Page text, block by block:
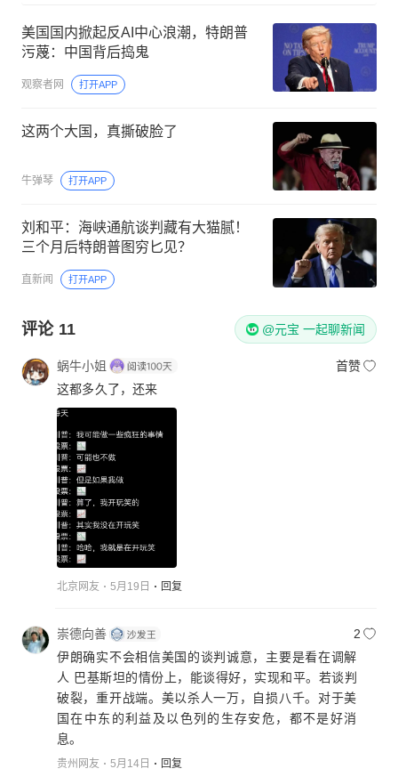
美国国内掀起反AI中心浪潮，特朗普
污蔑：中国背后捣鬼
观察者网 打开APP
这两个大国，真撕破脸了
牛弹琴 打开APP
刘和平：海峡通航谈判藏有大猫腻！
三个月后特朗普图穷匕见？
直新闻 打开APP
评论 11 @元宝 一起聊新闻
蜗牛小姐
首赞
这都多久了，还来
北京网友 5月19日 回复
崇德向善
2
伊朗确实不会相信美国的谈判诚意，主要是看在调解
人 巴基斯坦的情份上，能谈得好，实现和平。若谈判
破裂，重开战端。美以杀人一万，自损八千。对于美
国在中东的利益及以色列的生存安危，都不是好消
息。
贵州网友 5月14日 回复